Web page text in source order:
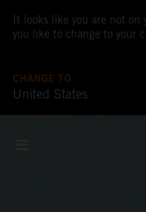
It looks like you are not on
you like to change to your
CHANGE TO
United States